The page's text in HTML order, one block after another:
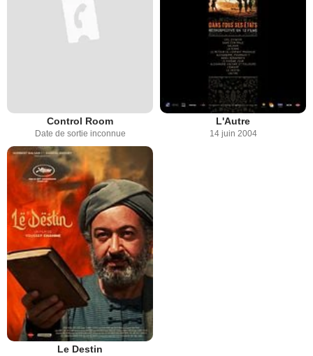
Control Room
Date de sortie inconnue
L'Autre
14 juin 2004
Le Destin